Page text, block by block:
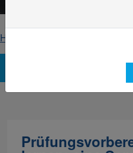
Home